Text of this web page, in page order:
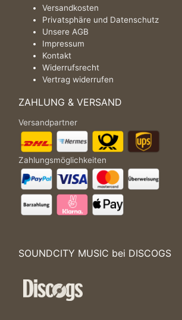
Versandkosten
Privatsphäre und Datenschutz
Unsere AGB
Impressum
Kontakt
Widerrufsrecht
Vertrag widerrufen
ZAHLUNG & VERSAND
Versandpartner
Zahlungsmöglichkeiten
SOUNDCITY MUSIC bei DISCOGS